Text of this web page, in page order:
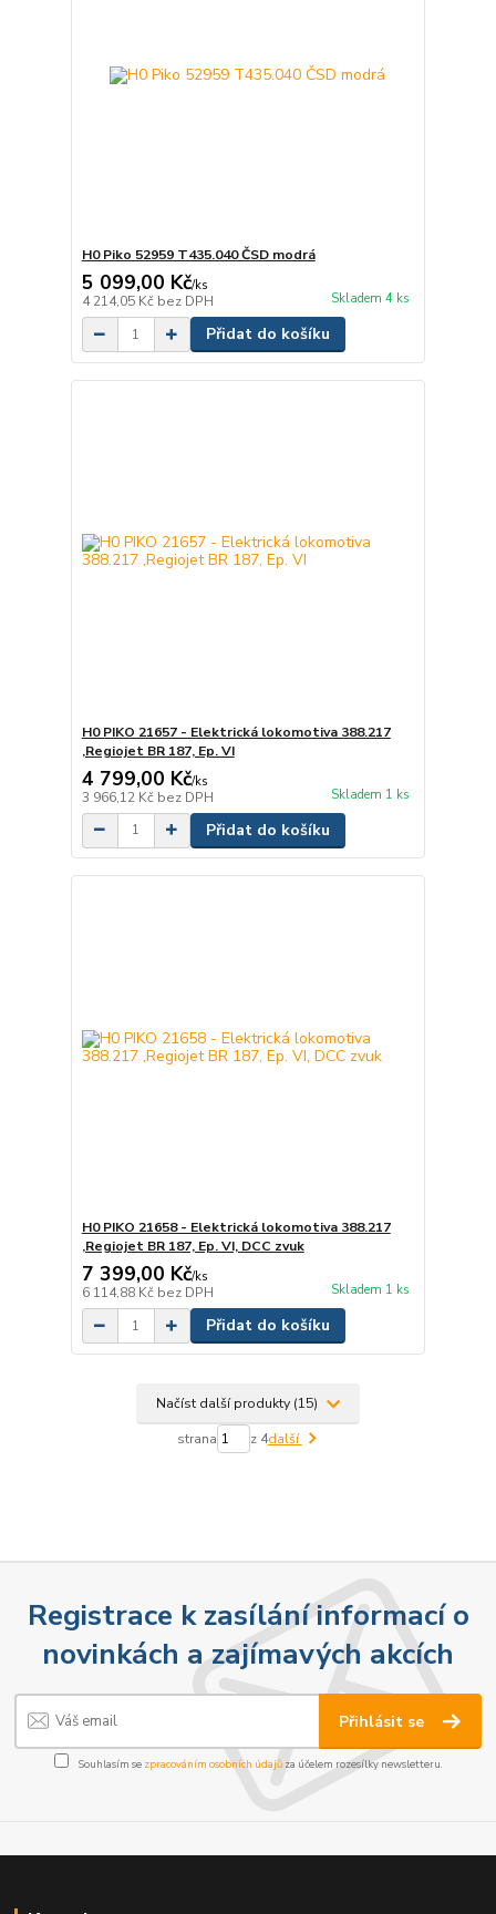
H0 Piko 52959 T435.040 ČSD modrá
5 099,00 Kč/ks
4 214,05 Kč bez DPH Skladem 4 ks
Přidat do košíku
H0 PIKO 21657 - Elektrická lokomotiva 388.217
,Regiojet BR 187, Ep. VI
4 799,00 Kč/ks
3 966,12 Kč bez DPH Skladem 1 ks
Přidat do košíku
H0 PIKO 21658 - Elektrická lokomotiva 388.217
,Regiojet BR 187, Ep. VI, DCC zvuk
7 399,00 Kč/ks
6 114,88 Kč bez DPH Skladem 1 ks
Přidat do košíku
Načíst další produkty (15)
strana z 4další
Registrace k zasílání informací o
novinkách a zajímavých akcích
Přihlásit se
Souhlasím se zpracováním osobních údajůza účelem rozesílky newsletteru.